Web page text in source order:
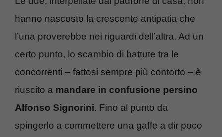
hanno nascosto la crescente antipatia che
l’una proverebbe nei riguardi dell’altra. Ad un
certo punto, lo scambio di battute tra le
concorrenti – fattosi sempre più contorto – è
riuscito a mandare in confusione persino
Alfonso Signorini. Fino al punto da
spingerlo a commettere una gaffe a dir poco